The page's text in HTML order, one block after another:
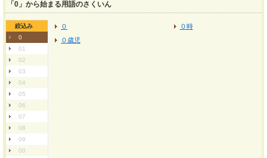
「0」から始まる用語のさくいん
絞込み
0
01
02
03
04
05
06
07
08
09
00
０
０歳児
０時